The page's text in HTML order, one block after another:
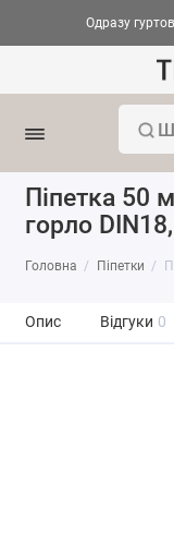
Одразу
Піпетка 50
горло
Головна Піпетки
Опис Відгуки 0